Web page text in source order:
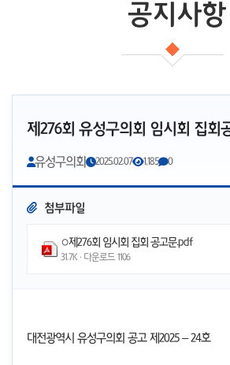
공지사항
제276회 유성구의회 임시회 집회
유성구의회 2025.02.07 1,185 0
첨부파일
○제276회 임시회 집회 공고문.pdf
31.7K · 다운로드 1106
대전광역시 유성구의회 공고 제 2025 – 24호